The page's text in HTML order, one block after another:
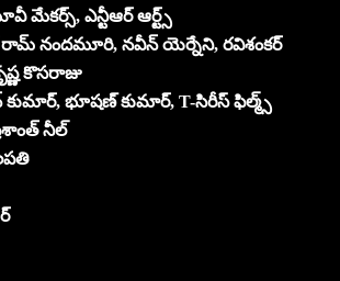
మేకర్స్, ఎన్టీఆర్ ఆర్ట్స్
నందమూరి, నవీన్ యెర్నేని, రవిశంకర్
కొసరాజు
కుమార్, భూషణ్ కుమార్, T-సిరీస్ ఫిల్మ్స్
నీల్